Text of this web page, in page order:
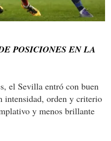
POSICIONES EN LA
el Sevilla entró con buen
intensidad, orden y criterio
y menos brillante